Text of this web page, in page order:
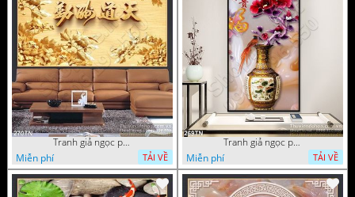
Tranh giả ngọc phù điêu ấn tượng
Miễn phí
TẢI VỀ
Tranh giả ngọc phù điêu rồng đẹp
Miễn phí
TẢI VỀ